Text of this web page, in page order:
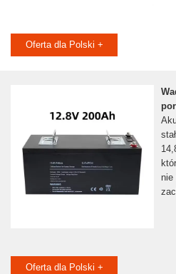
Oferta dla Polski +
nie
Oferta dla Polski +